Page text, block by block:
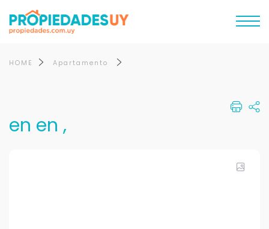
HOME Apartamento
en en ,